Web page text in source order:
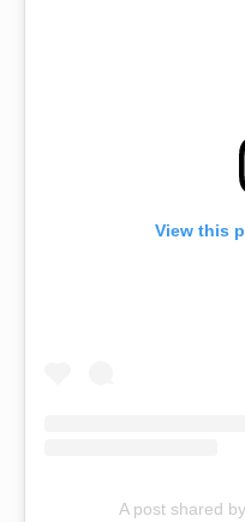
View this
A post shared